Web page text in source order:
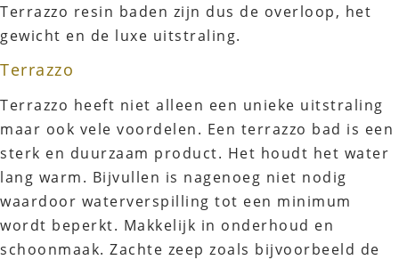
Terrazzo resin baden zijn dus de overloop, het
gewicht en de luxe uitstraling.
Terrazzo
Terrazzo heeft niet alleen een unieke uitstraling
maar ook vele voordelen. Een terrazzo bad is een
sterk en duurzaam product. Het houdt het water
lang warm. Bijvullen is nagenoeg niet nodig​
waardoor waterverspilling tot een minimum
wordt beperkt. Makkelijk in onderhoud en
schoonmaak. Zachte zeep zoals bijvoorbeeld de